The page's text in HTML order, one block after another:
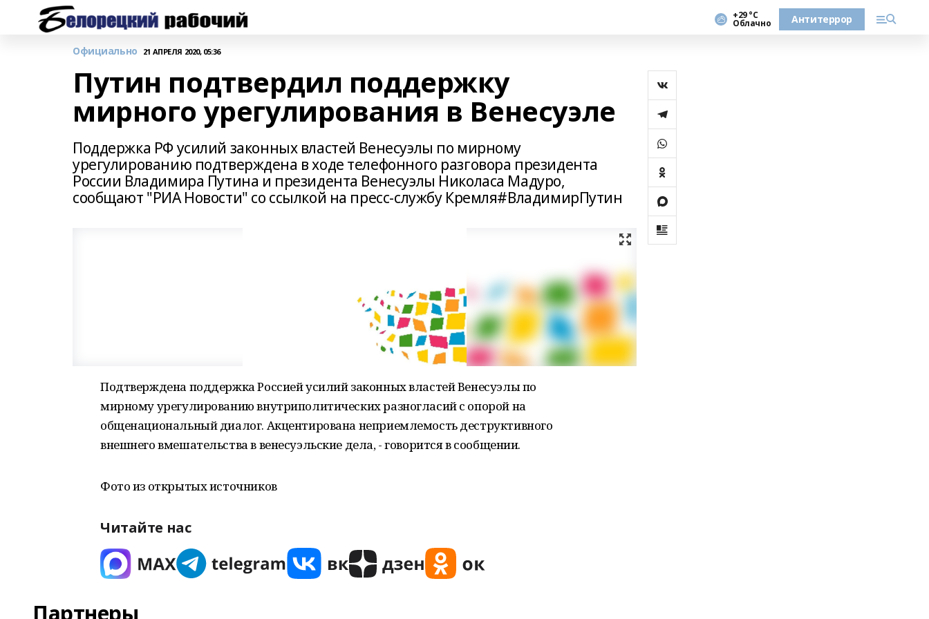
+29 °С
Облачно Антитеррор
Официально 21 АПРЕЛЯ 2020, 05:36
Путин подтвердил поддержку
мирного урегулирования в Венесуэле
Поддержка РФ усилий законных властей Венесуэлы по мирному
урегулированию подтверждена в ходе телефонного разговора президента
России Владимира Путина и президента Венесуэлы Николаса Мадуро,
сообщают "РИА Новости" со ссылкой на пресс-службу Кремля#ВладимирПутин
Подтверждена поддержка Россией усилий законных властей Венесуэлы по
мирному урегулированию внутриполитических разногласий с опорой на
общенациональный диалог. Акцентирована неприемлемость деструктивного
внешнего вмешательства в венесуэльские дела, - говорится в сообщении.
Фото из открытых источников
Читайте нас
Партнеры